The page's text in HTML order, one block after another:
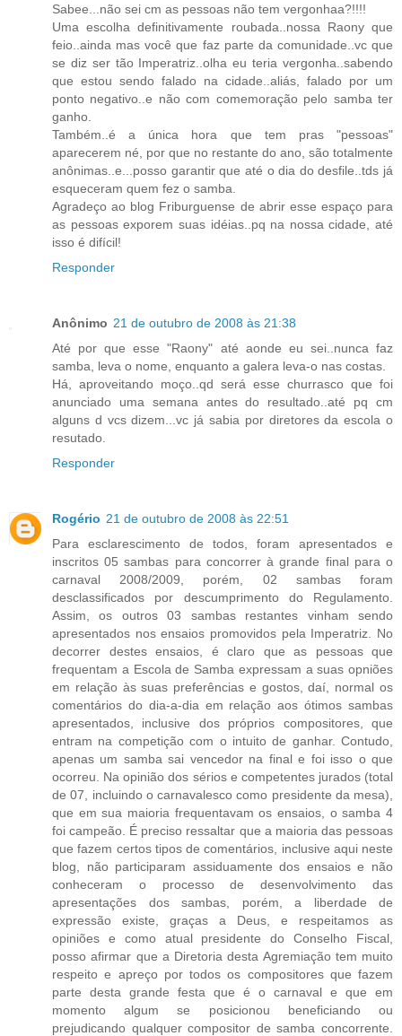
Sabee...não sei cm as pessoas não tem vergonhaa?!!!!
Uma escolha definitivamente roubada..nossa Raony que
feio..ainda mas você que faz parte da comunidade..vc que
se diz ser tão Imperatriz..olha eu teria vergonha..sabendo
que estou sendo falado na cidade..aliás, falado por um
ponto negativo..e não com comemoração pelo samba ter
ganho.
Também..é a única hora que tem pras "pessoas"
aparecerem né, por que no restante do ano, são totalmente
anônimas..e...posso garantir que até o dia do desfile..tds já
esqueceram quem fez o samba.
Agradeço ao blog Friburguense de abrir esse espaço para
as pessoas exporem suas idéias..pq na nossa cidade, até
isso é difícil!
Responder
Anônimo 21 de outubro de 2008 às 21:38
Até por que esse "Raony" até aonde eu sei..nunca faz
samba, leva o nome, enquanto a galera leva-o nas costas.
Há, aproveitando moço..qd será esse churrasco que foi
anunciado uma semana antes do resultado..até pq cm
alguns d vcs dizem...vc já sabia por diretores da escola o
resutado.
Responder
Rogério 21 de outubro de 2008 às 22:51
Para esclarescimento de todos, foram apresentados e
inscritos 05 sambas para concorrer à grande final para o
carnaval 2008/2009, porém, 02 sambas foram
desclassificados por descumprimento do Regulamento.
Assim, os outros 03 sambas restantes vinham sendo
apresentados nos ensaios promovidos pela Imperatriz. No
decorrer destes ensaios, é claro que as pessoas que
frequentam a Escola de Samba expressam a suas opniões
em relação às suas preferências e gostos, daí, normal os
comentários do dia-a-dia em relação aos ótimos sambas
apresentados, inclusive dos próprios compositores, que
entram na competição com o intuito de ganhar. Contudo,
apenas um samba sai vencedor na final e foi isso o que
ocorreu. Na opinião dos sérios e competentes jurados (total
de 07, incluindo o carnavalesco como presidente da mesa),
que em sua maioria frequentavam os ensaios, o samba 4
foi campeão. É preciso ressaltar que a maioria das pessoas
que fazem certos tipos de comentários, inclusive aqui neste
blog, não participaram assiduamente dos ensaios e não
conheceram o processo de desenvolvimento das
apresentações dos sambas, porém, a liberdade de
expressão existe, graças a Deus, e respeitamos as
opiniões e como atual presidente do Conselho Fiscal,
posso afirmar que a Diretoria desta Agremiação tem muito
respeito e apreço por todos os compositores que fazem
parte desta grande festa que é o carnaval e que em
momento algum se posicionou beneficiando ou
prejudicando qualquer compositor de samba concorrente.